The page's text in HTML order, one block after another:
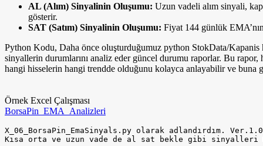
AL (Alım) Sinyalinin Oluşumu: Uzun vadeli alım sinyali,
gösterir.
SAT (Satım) Sinyalinin Oluşumu: Fiyat 144 günlük
Python Kodu, Daha önce oluşturduğumuz python StokData/Kapanis
sinyallerin durumlarını analiz eder güncel durumu raporlar. Bu
hangi hisselerin hangi trendde olduğunu kolayca anlayabilir ve buna
Örnek Excel Çalışması
BorsaPin_EMA_Analizleri
X_06_BorsaPin_EmaSinyals.py olarak adlandırdım.
Kısa orta ve uzun vade de al sat bekle gibi sinyalleri